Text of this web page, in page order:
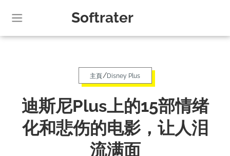
Softrater
主頁/Disney Plus
迪斯尼Plus上的15部情绪
化和悲伤的电影，让人泪
流满面